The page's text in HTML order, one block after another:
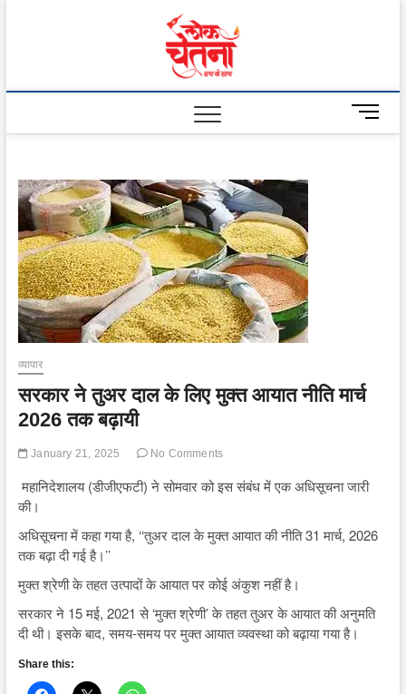
M
e
व्यापार
सरकार ने तुअर दाल के लिए मुक्त आयात नीति मार्च
2026 तक बढ़ायी
January 21, 2025 No Comments
महानिदेशालय (डीजीएफटी) ने सोमवार को इस संबंध में एक अधिसूचना जारी
की।
अधिसूचना में कहा गया है, ‘‘तुअर दाल के मुक्त आयात की नीति 31 मार्च, 2026
तक बढ़ा दी गई है।’’
मुक्त श्रेणी के तहत उत्पादों के आयात पर कोई अंकुश नहीं है।
सरकार ने 15 मई, 2021 से ‘मुक्त श्रेणी’ के तहत तुअर के आयात की अनुमति
दी थी। इसके बाद, समय-समय पर मुक्त आयात व्यवस्था को बढ़ाया गया है।
Share this: